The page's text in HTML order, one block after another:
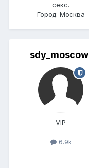
секс.
Город: Москва
sdy_moscow
VIP
6.9k